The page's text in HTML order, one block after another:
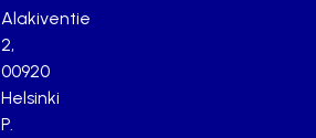
Alakiventie
2,
00920
Helsinki
P.